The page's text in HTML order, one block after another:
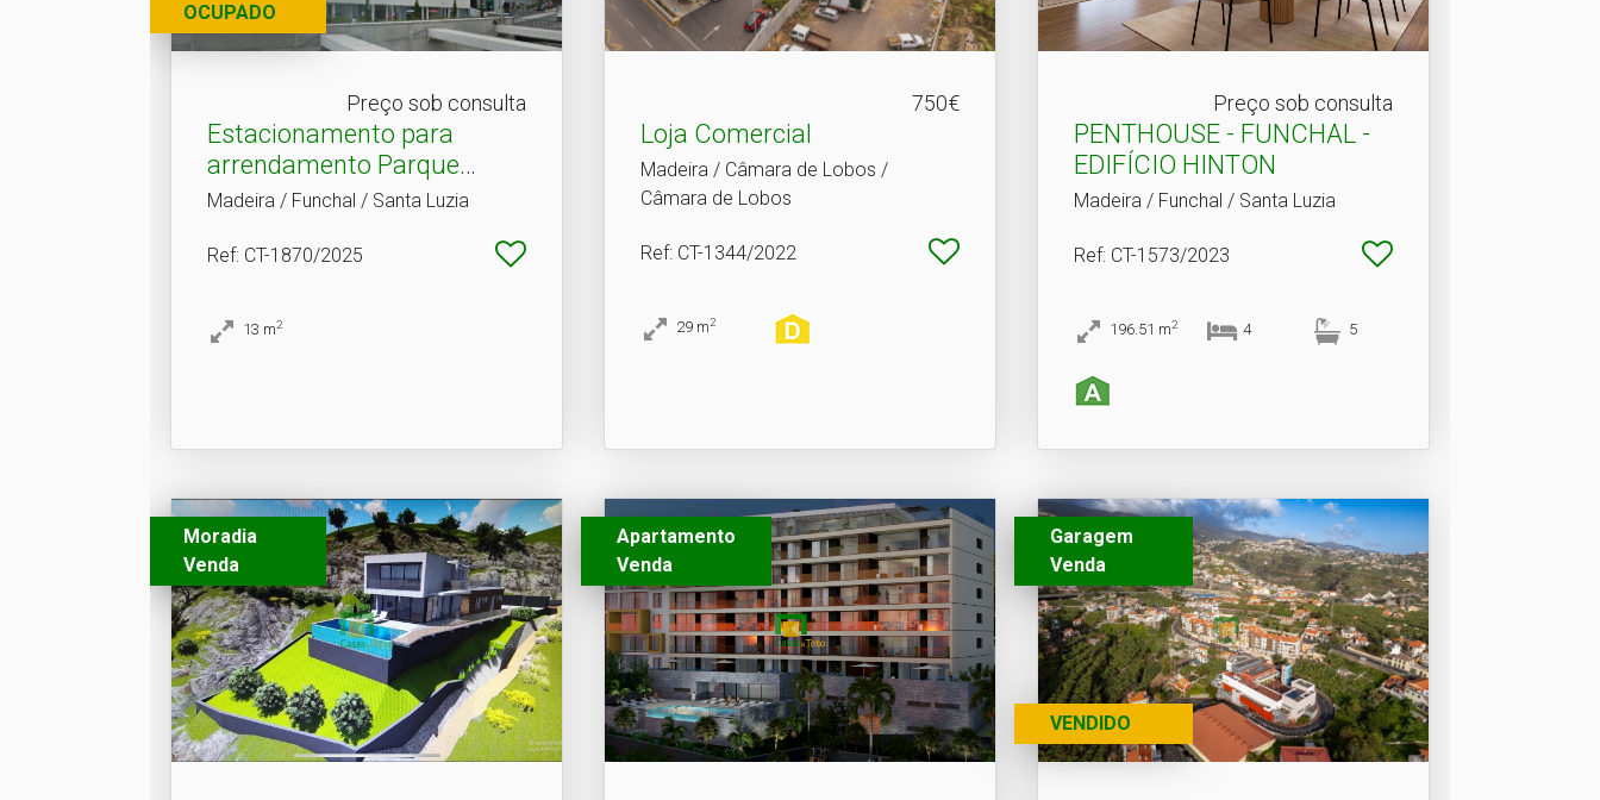
OCUPADO
Preço sob consulta
Estacionamento para
arrendamento Parque
Santa.​..
Madeira / Funchal / Santa Luzia
Ref: CT-1870/2025
13 m2
750€
Loja Comercial
Madeira / Câmara de Lobos /
Câmara de Lobos
Ref: CT-1344/2022
29 m2
Preço sob consulta
PENTHOUSE - FUNCHAL -
EDIFÍCIO HINTON
Madeira / Funchal / Santa Luzia
Ref: CT-1573/2023
196.51 m2 4 5
Moradia
Venda
Apartamento
Venda
Garagem
Venda
VENDIDO